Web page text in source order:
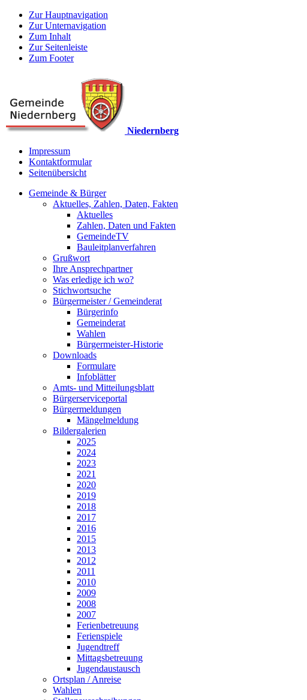
Zur Hauptnavigation
Zur Unternavigation
Zum Inhalt
Zur Seitenleiste
Zum Footer
Niedernberg
Impressum
Kontaktformular
Seitenübersicht
Gemeinde & Bürger
Aktuelles, Zahlen, Daten, Fakten
Aktuelles
Zahlen, Daten und Fakten
GemeindeTV
Bauleitplanverfahren
Grußwort
Ihre Ansprechpartner
Was erledige ich wo?
Stichwortsuche
Bürgermeister / Gemeinderat
Bürgerinfo
Gemeinderat
Wahlen
Bürgermeister-Historie
Downloads
Formulare
Infoblätter
Amts- und Mitteilungsblatt
Bürgerserviceportal
Bürgermeldungen
Mängelmeldung
Bildergalerien
2025
2024
2023
2021
2020
2019
2018
2017
2016
2015
2013
2012
2011
2010
2009
2008
2007
Ferienbetreuung
Ferienspiele
Jugendtreff
Mittagsbetreuung
Jugendaustausch
Ortsplan / Anreise
Wahlen